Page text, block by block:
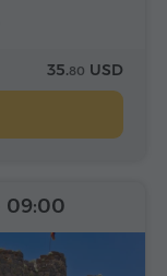
35.80 USD
09:00